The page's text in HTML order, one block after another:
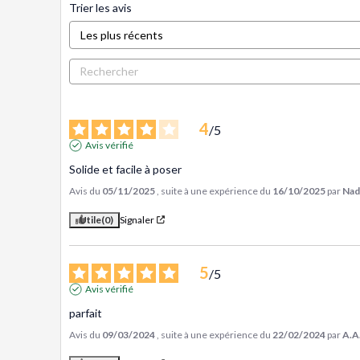
Trier les avis
4/5
Avis vérifié
Solide et facile à poser
Avis du 05/11/2025 , suite à une expérience du 16/10/2025 par
Utile(0) Signaler
5/5
Avis vérifié
parfait
Avis du 09/03/2024 , suite à une expérience du 22/02/2024 parA.A.